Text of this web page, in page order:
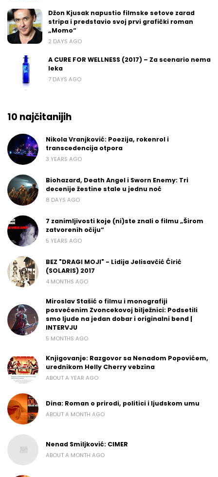
Džon Kjusak napustio filmske setove zarad
stripa i predstavio svoj prvi grafički roman
„Momo“
2 DAYS AGO
A CURE FOR WELLNESS (2017) – Za scenario nema
leka
7 DAYS AGO
10 najčitanijih
Nikola Vranjković: Poezija, rokenrol i
transcedencija otpora
3 YEARS AGO
Biohazard, Death Angel i Sworn Enemy: Tri
decenije žestine stale u jednu noć
8 DAYS AGO
7 zanimljivosti koje (ni)ste znali o filmu „Širom
zatvorenih očiju“
5 YEARS AGO
BEZ "DRAGI MOJI" - Lidija Jelisavčić Ćirić
(SOLARIS) 2017
4 MONTHS AGO
Miroslav Stašić o filmu i monografiji
posvećenim Zvoncekovoj bilježnici: Podsetili
smo ljude na jedan dobar i originalni bend |
INTERVJU
5 MONTHS AGO
Knjigovanje: Razgovor sa Nenadom Popovićem,
urednikom Helly Cherry vebzina
ABOUT A YEAR AGO
Dina: Roman o prirodi, politici i ljudskom umu
ABOUT A MONTH AGO
Nenad Smiljković: CIMER
ABOUT A MONTH AGO